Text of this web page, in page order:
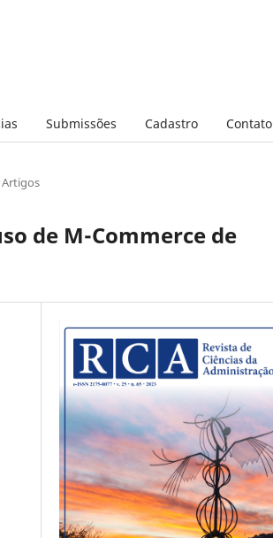
Submissões Cadastro Contato
Artigos
de M-Commerce de